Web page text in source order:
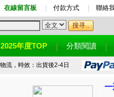
在線留言板 付款方式 聯絡
2025年度TOP 分類閱讀
流，時效：出貨後2-4日
一